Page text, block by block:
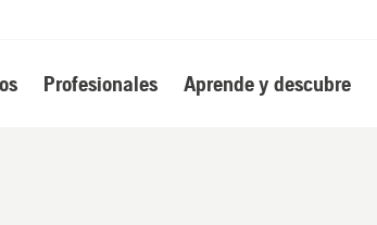
Profesionales Aprende y descubre